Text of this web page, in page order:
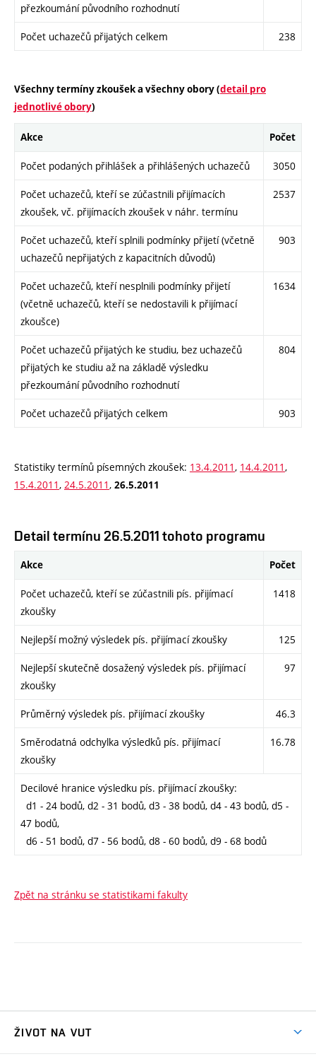
přezkoumání původního rozhodnutí
Počet uchazečů přijatých celkem 238
Všechny termíny zkoušek a všechny obory (detail pro
jednotlivé obory)
Akce Počet
Počet podaných přihlášek a přihlášených uchazečů 3050
Počet uchazečů, kteří se zúčastnili přijímacích
zkoušek, vč. přijímacích zkoušek v náhr. termínu
2537
Počet uchazečů, kteří splnili podmínky přijetí (včetně
uchazečů nepřijatých z kapacitních důvodů)
903
Počet uchazečů, kteří nesplnili podmínky přijetí
(včetně uchazečů, kteří se nedostavili k přijímací
zkoušce)
1634
Počet uchazečů přijatých ke studiu, bez uchazečů
přijatých ke studiu až na základě výsledku
přezkoumání původního rozhodnutí
804
Počet uchazečů přijatých celkem 903
Statistiky termínů písemných zkoušek: 13.4.2011 , 14.4.2011 ,
15.4.2011 , 24.5.2011 , 26.5.2011
Detail termínu 26.5.2011 tohoto programu
Akce Počet
Počet uchazečů, kteří se zúčastnili pís. přijímací
zkoušky
1418
Nejlepší možný výsledek pís. přijímací zkoušky 125
Nejlepší skutečně dosažený výsledek pís. přijímací
zkoušky
97
Průměrný výsledek pís. přijímací zkoušky 46.3
Směrodatná odchylka výsledků pís. přijímací
zkoušky
16.78
Decilové hranice výsledku pís. přijímací zkoušky:
d1 - 24 bodů, d2 - 31 bodů, d3 - 38 bodů, d4 - 43 bodů, d5 -
47 bodů,
d6 - 51 bodů, d7 - 56 bodů, d8 - 60 bodů, d9 - 68 bodů
Zpět na stránku se statistikami fakulty
ŽIVOT NA VUT